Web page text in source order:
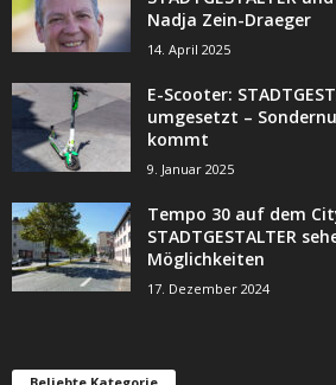
Nadja Zein-Draeger
14. April 2025
E-Scooter:
umgesetzt –
kommt
9. Januar 2025
Tempo 30 auf dem
STADTGESTALTER
Möglichkeiten
17. Dezember 2024